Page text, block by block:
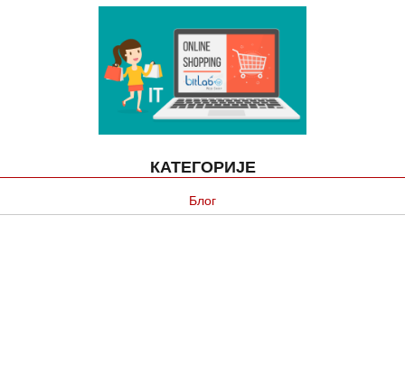
КАТЕГОРИЈЕ
Блог